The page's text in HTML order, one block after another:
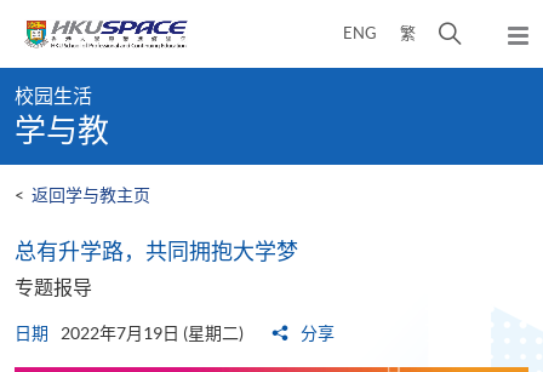
content
ENG 繁
开
弹
出
content
start
校园生活
学与教
< 返回学与教主页
总有升学路，共同拥抱大学梦
专题报导
日期 2022年7月19日 (星期二) 分享